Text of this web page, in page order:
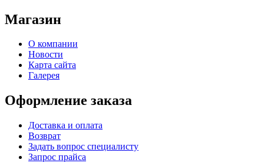
Магазин
О компании
Новости
Карта сайта
Галерея
Оформление заказа
Доставка и оплата
Возврат
Задать вопрос специалисту
Запрос прайса